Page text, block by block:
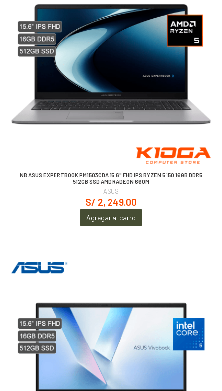
NB ASUS EXPERTBOOK PM1503CDA 15.6" FHD IPS RYZEN 5 150 16GB DDR5
512GB SSD AMD RADEON 660M
ASUS
S/ 2, 249.00
Agregar al carro